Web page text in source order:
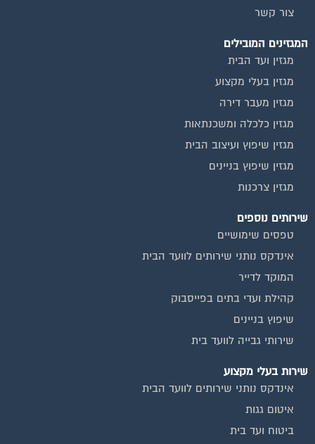
צור קשר
המגזינים המובילים
מגזין ועד הבית
מגזין בעלי מקצוע
מגזין מעבר דירה
מגזין כלכלה ומשכנתאות
מגזין שיפוץ ועיצוב הבית
מגזין שיפוץ בניינים
מגזין צרכנות
שירותים נוספים
טפסים שימושיים
אינדקס נותני שירותים לוועד הבית
המוקד לדייר
קהילת ועדי בתים בפייסבוק
שיפוץ בניינים
שירותי גבייה לוועד בית
שירות בעלי מקצוע
אינדקס נותני שירותים לוועד הבית
איטום גגות
ביטוח ועד בית